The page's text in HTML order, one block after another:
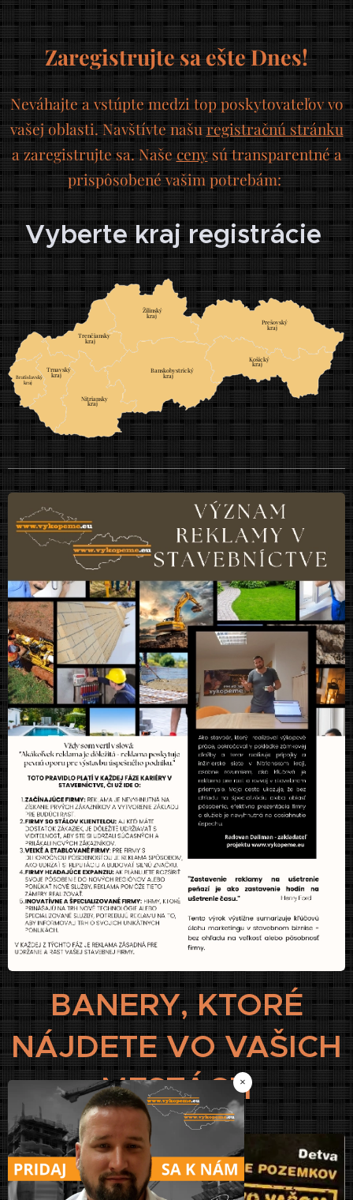
×
Zaregistrujte sa ešte Dnes!
Neváhajte a vstúpte medzi top poskytovateľov vo
vašej oblasti. Navštívte našuregistračnú stránku
a zaregistrujte sa. Našecenysú transparentné a
prispôsobené vašim potrebám:
Vyberte kraj registrácie
Bratislavský
kraj
Trnavský
kraj
Nitriansky
kraj
Trenčiansky
kraj
Banskobystrický
kraj
Košický
kraj
Prešovský
kraj
Žilinský
kraj
BANERY, KTORÉ
NÁJDETE VO VAŠICH
MESTÁCH